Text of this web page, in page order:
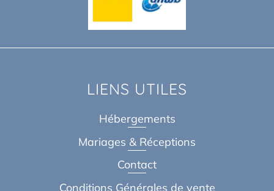
LIENS UTILES
Hébergements
Mariages & Réceptions
Contact
Conditions Générales de vente